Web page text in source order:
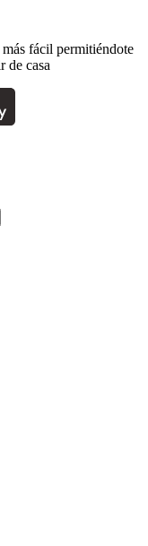
fácil permitiéndote
de casa